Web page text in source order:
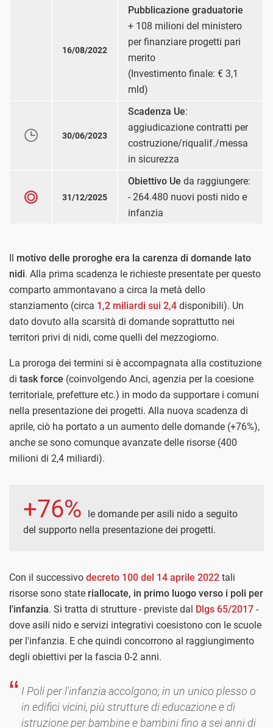
16/08/2022
Pubblicazione graduatorie
+ 108 milioni del ministero
per finanziare progetti pari
merito
(Investimento finale: € 3,1
mld)
30/06/2023
Scadenza Ue:
aggiudicazione contratti per
costruzione/riqualif./messa
in sicurezza
31/12/2025
Obiettivo Ue da raggiungere:
- 264.480 nuovi posti nido e
infanzia
Il motivo delle proroghe era la carenza di domande lato
nidi. Alla prima scadenza le richieste presentate per questo
comparto ammontavano a circa la metà dello
stanziamento (circa 1,2 miliardi sui 2,4 disponibili). Un
dato dovuto alla scarsità di domande soprattutto nei
territori privi di nidi, come quelli del mezzogiorno.
La proroga dei termini si è accompagnata alla costituzione
di task force (coinvolgendo Anci, agenzia per la coesione
territoriale, prefetture etc.) in modo da supportare i comuni
nella presentazione dei progetti. Alla nuova scadenza di
aprile, ciò ha portato a un aumento delle domande (+76%),
anche se sono comunque avanzate delle risorse (400
milioni di 2,4 miliardi).
+76%
le domande per asili nido a seguito
del supporto nella presentazione dei progetti.
Con il successivo decreto 100 del 14 aprile 2022 tali
risorse sono state riallocate, in primo luogo verso i poli per
l'infanzia. Si tratta di strutture - previste dal Dlgs 65/2017 -
dove asili nido e servizi integrativi coesistono con le scuole
per l'infanzia. E che quindi concorrono al raggiungimento
degli obiettivi per la fascia 0-2 anni.
I Poli per l'infanzia accolgono, in un unico plesso o
in edifici vicini, più strutture di educazione e di
istruzione per bambine e bambini fino a sei anni di